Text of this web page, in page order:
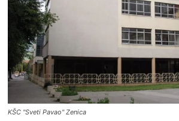
KŠC "Sveti Pavao" Zenica